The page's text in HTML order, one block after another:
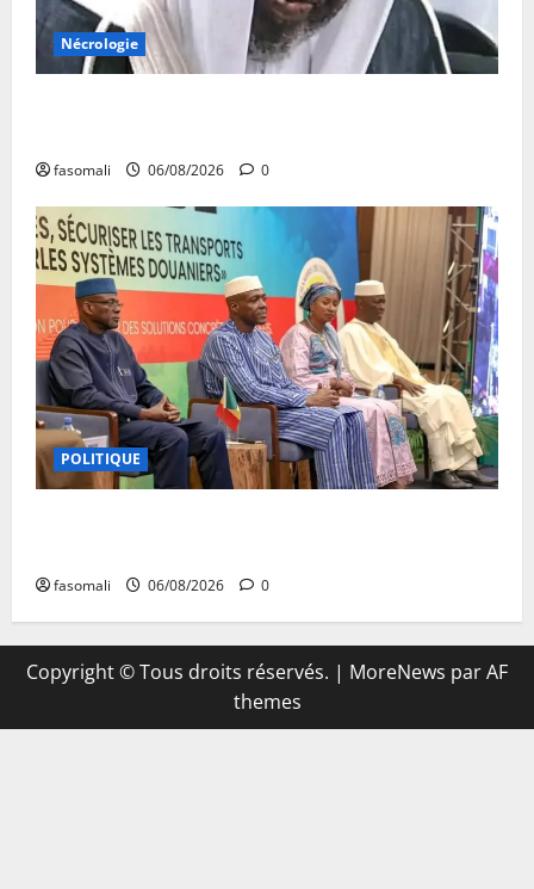
Nécrologie
fasomali 06/08/2026 0
POLITIQUE
fasomali 06/08/2026 0
Copyright © Tous droits réservés. | MoreNews par AF
themes